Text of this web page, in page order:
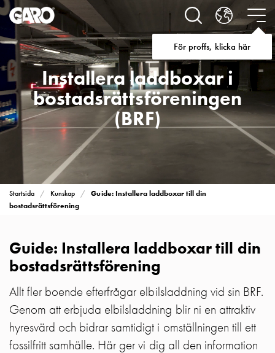
För proffs, klicka här
Lösningar
för
Elbilsladdning
Elbilsladdning
bostadsrättsförening
Elbilsladdning
företag
Elbilsladdning
Villan
Campingplatser
fordonstrafik
Produkter
Laddboxar
Motorvärmare
(AC)
Laddstationer
43kW
Startsida Kunskap
Guide: Installera laddboxar till din
bostadsrättsförening
Installera laddboxar i
bostadsrättsföreningen
(BRF)
Guide: Installera laddboxar till din
bostadsrättsförening
Allt fler boende efterfrågar elbilsladdning vid sin BRF.
Genom att erbjuda elbilsladdning blir ni en attraktiv
hyresvärd och bidrar samtidigt i omställningen till ett
fossilfritt samhälle. Här ger vi dig all den information